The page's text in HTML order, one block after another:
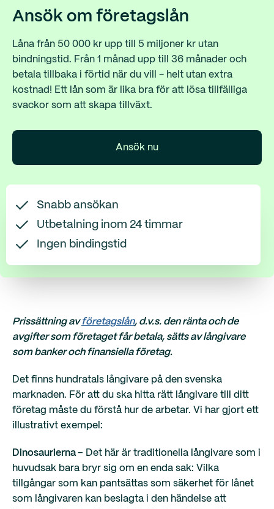
Ansök om företagslån
Låna från 50 000 kr upp till 5 miljoner kr utan
bindningstid. Från 1 månad upp till 36 månader och
betala tillbaka i förtid när du vill - helt utan extra
kostnad! Ett lån som är lika bra för att lösa tillfälliga
svackor som att skapa tillväxt.
Ansök nu
Snabb ansökan
Utbetalning inom 24 timmar
Ingen bindingstid
Prissättning avföretagslån, d.v.s. den ränta och de
avgifter som företaget får betala, sätts av långivare
som banker och finansiella företag.
Det finns hundratals långivare på den svenska
marknaden. För att du ska hitta rätt långivare till ditt
företag måste du förstå hur de arbetar. Vi har gjort ett
illustrativt exempel:
Dinosaurierna– Det här är traditionella långivare som i
huvudsak bara bryr sig om en enda sak: Vilka
tillgångar som kan pantsättas som säkerhet för lånet
som långivaren kan beslagta i den händelse att